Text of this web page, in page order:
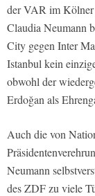
der VAR im
Claudia Neumann
City gegen Inter
Istanbul kein
obwohl der
Erdoğan als
Auch die von
Neumann
des ZDF zu viele